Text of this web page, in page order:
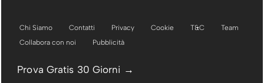
Chi Siamo Contatti Privacy Cookie T&C
Team
Collabora con noi
Pubblicità
Prova Gratis 30 Giorni →